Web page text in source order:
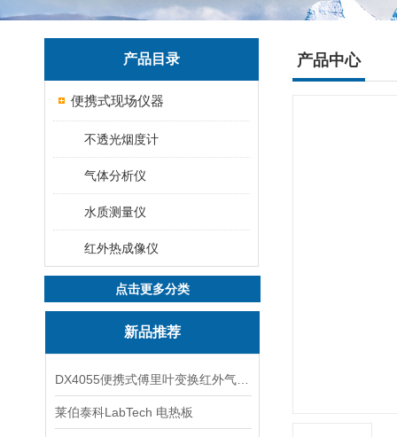
产品目录
便携式现场仪器
不透光烟度计
气体分析仪
水质测量仪
红外热成像仪
点击更多分类
新品推荐
莱伯泰科LabTech 电热板
产品中心